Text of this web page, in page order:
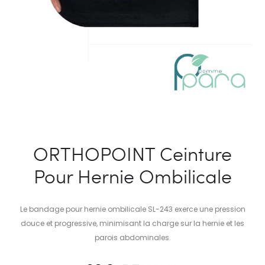
ORTHOPOINT Ceinture
Pour Hernie Ombilicale
Le bandage pour hernie ombilicale SL-243 exerce une pression
douce et progressive, minimisant la charge sur la hernie et les
parois abdominales.